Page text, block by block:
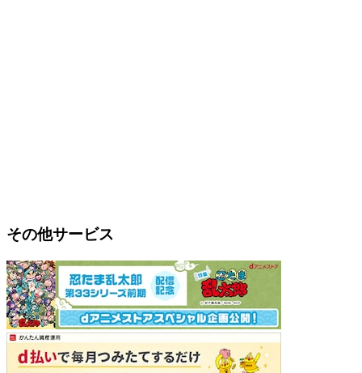
その他サービス